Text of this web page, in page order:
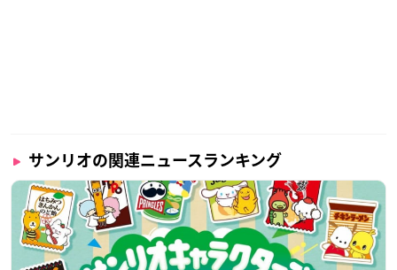
サンリオの関連ニュースランキング